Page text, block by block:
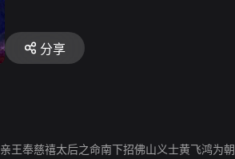
分享
王奉慈禧太后之命南下招佛山义士黄飞鸿为